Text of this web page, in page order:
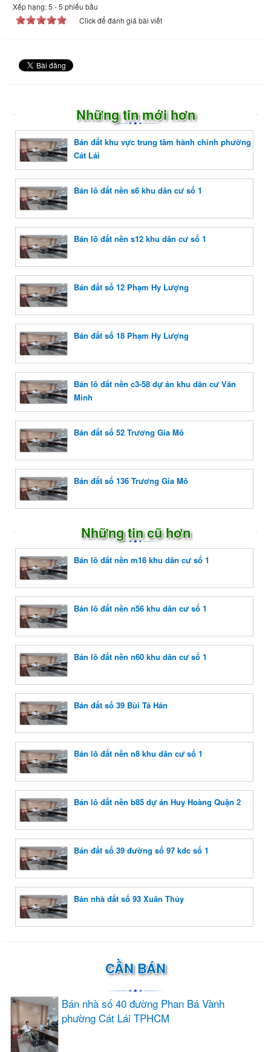
Xếp hạng:5 -5 phiếu bầu
Click để đánh giá bài viết
Những tin mới hơn
Bán đất khu vực trung tâm hành chính phường
Cát Lái
Bán lô đất nền s6 khu dân cư số 1
Bán lô đất nền s12 khu dân cư số 1
Bán đất số 12 Phạm Hy Lượng
Bán đất số 18 Phạm Hy Lượng
Bán lô đất nền c3-58 dự án khu dân cư Văn
Minh
Bán đất số 52 Trương Gia Mô
Bán đất số 136 Trương Gia Mô
Những tin cũ hơn
Bán lô đất nền m18 khu dân cư số 1
Bán lô đất nền n56 khu dân cư số 1
Bán lô đất nền n60 khu dân cư số 1
Bán đất số 39 Bùi Tá Hán
Bán lô đất nền n8 khu dân cư số 1
Bán lô đất nền b85 dự án Huy Hoàng Quận 2
Bán đất số 39 đường số 97 kdc số 1
Bán nhà đất số 93 Xuân Thủy
CẦN BÁN
Bán nhà số 40 đường Phan Bá Vành
phường Cát Lái TPHCM